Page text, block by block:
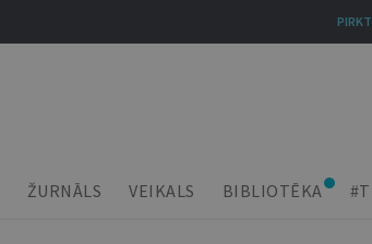
ŽURNĀLS VEIKALS BIBLIOTĒKA
PIRKT